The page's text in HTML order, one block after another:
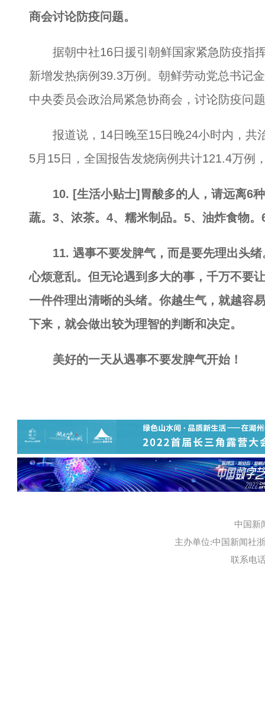
商会讨论防疫问题。
据朝中社16日援引朝鲜国家紧急防疫指
新增发热病例39.3万例。朝鲜劳动党总书记
中央委员会政治局紧急协商会，讨论防疫问
报道说，14日晚至15日晚24小时内，共
5月15日，全国报告发烧病例共计121.4万例
10. [生活小贴士]胃酸多的人，请远离6
蔬。3、浓茶。4、糯米制品。5、油炸食物
11. 遇事不要发脾气，而是要先理出头
心烦意乱。但无论遇到多大的事，千万不要
一件件理出清晰的头绪。你越生气，就越容
下来，就会做出较为理智的判断和决定。
美好的一天从遇事不要发脾气开始！
中国新
主办单位:中国新闻社
联系电